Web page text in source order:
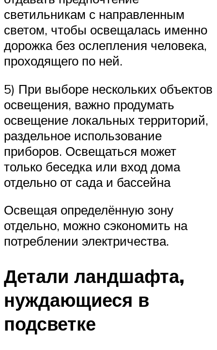
светильникам с направленным
светом, чтобы освещалась именно
дорожка без ослепления человека,
проходящего по ней.
5) При выборе нескольких объектов
освещения, важно продумать
освещение локальных территорий,
раздельное использование
приборов. Освещаться может
только беседка или вход дома
отдельно от сада и бассейна
Освещая определённую зону
отдельно, можно сэкономить на
потреблении электричества.
Детали ландшафта,
нуждающиеся в
подсветке